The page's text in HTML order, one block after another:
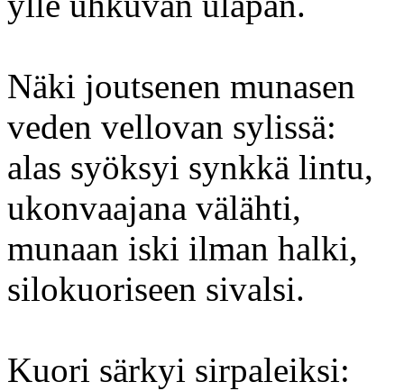
Näki joutsenen munasen
veden vellovan sylissä:
alas syöksyi synkkä lintu,
ukonvaajana välähti,
munaan iski ilman halki,
silokuoriseen sivalsi.
Kuori särkyi sirpaleiksi: